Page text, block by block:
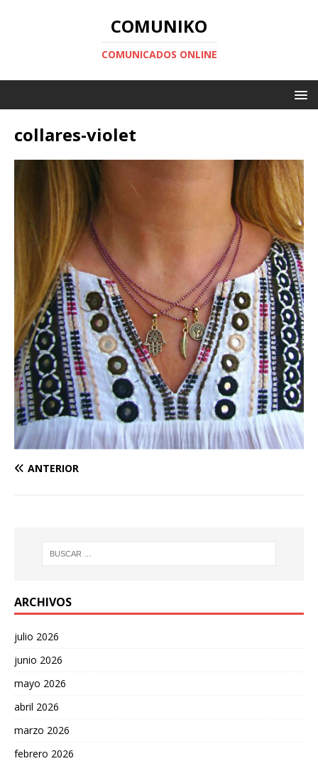
COMUNIKO
COMUNICADOS ONLINE
collares-violet
ANTERIOR
ARCHIVOS
julio 2026
junio 2026
mayo 2026
abril 2026
marzo 2026
febrero 2026